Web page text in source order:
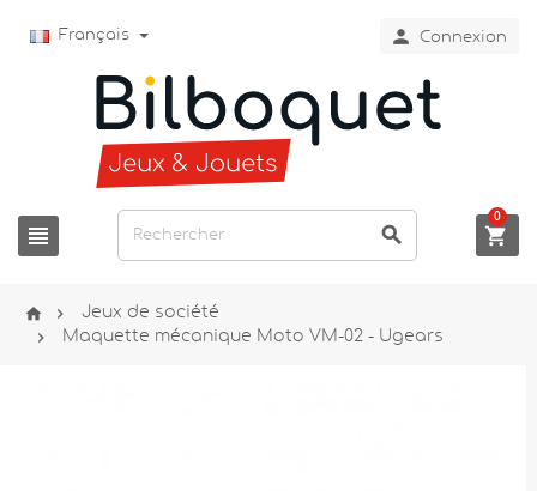
Français  Connexion
  
0
  Jeux de société
 Maquette mécanique Moto VM-02 - Ugears